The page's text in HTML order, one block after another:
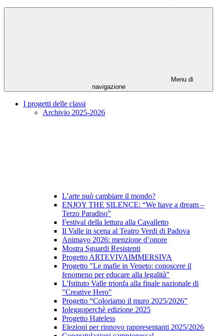
Menu di
navigazione
I progetti delle classi
Archivio 2025-2026
L’arte può cambiare il mondo?
ENJOY THE SILENCE: “We have a dream –
Terzo Paradiso”
Festival della lettura alla Cavalletto
Il Valle in scena al Teatro Verdi di Padova
Animayo 2026: menzione d’onore
Mostra Sguardi Resistenti
Progetto ARTEVIVAIMMERSIVA
Progetto "Le mafie in Veneto: conoscere il
fenomeno per educare alla legalità"
L'Istituto Valle trionfa alla finale nazionale di
"Creative Hero"
Progetto “Coloriamo il muro 2025/2026”
Ioleggoperchè edizione 2025
Progetto Hateless
Elezioni per rinnovo rappresentanti 2025/2026